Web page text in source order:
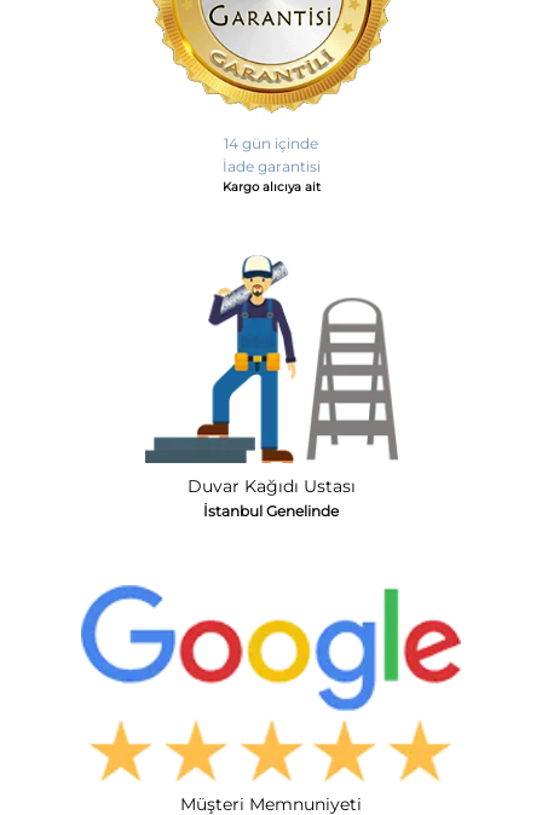
14 gün içinde
İade garantisi
Kargo alıcıya ait
Duvar Kağıdı Ustası
İstanbul Genelinde
Müşteri Memnuniyeti